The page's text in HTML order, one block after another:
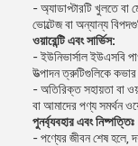
- অ্যাডাপ্টারটি খুলতে বা
ভোল্টেজ বা অন্যান্য
ওয়ারেন্টি এবং সার্ভিস:
- ইউনিভার্সাল ইউএসবি
উত্পাদন ত্রুটিগুলিকে
- অতিরিক্ত সহায়তা বা
বা আমাদের পণ্য সমর্থন
পুনর্ব্যবহার এবং নিষ্পত্তিঃ
- পণ্যের জীবন শেষ হলে,